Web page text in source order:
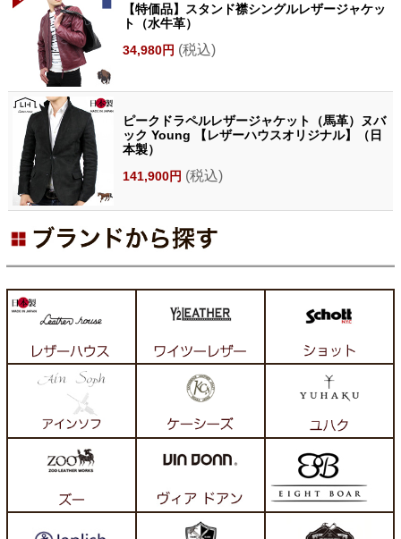
【特価品】スタンド襟シングルレザージャケッ
ト（水牛革）
34,980円 (税込)
ピークドラペルレザージャケット（馬革）ヌバ
ック Young 【レザーハウスオリジナル】（日
本製）
141,900円 (税込)